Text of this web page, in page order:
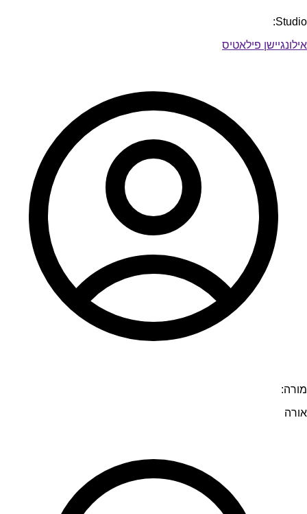
Studio:
אילונגיישן פילאטיס
מורה:
אורה